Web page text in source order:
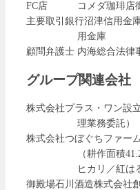
FC店
コメダ珈琲店
主要取引銀行沼津信用金
用金庫
顧問弁護士 内海総合法
グループ関連会社
株式会社プラス・ワン設
理業務委託）
株式会社つぼぐちファーム
（耕作面積
ヒカリ／紅は
御殿場石川酒造株式会社